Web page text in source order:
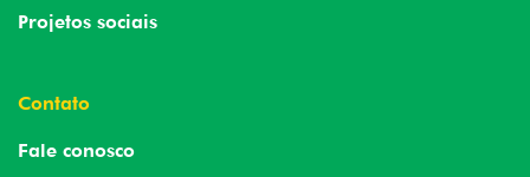
Projetos sociais
Contato
Fale conosco